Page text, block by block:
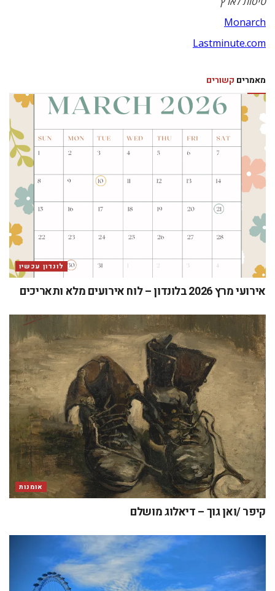
Monarch
Lastminute.com
מאמרים קשורים
לונדון עכשיו
אירועי מרץ 2026 בלונדון – לוח אירועים מלא ותאריכים
אומנות
קיפר /ואן גוך – דיאלוג מושלם